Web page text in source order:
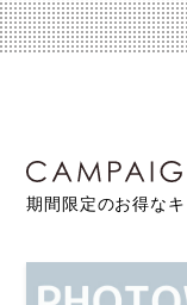
期間限定のお得な